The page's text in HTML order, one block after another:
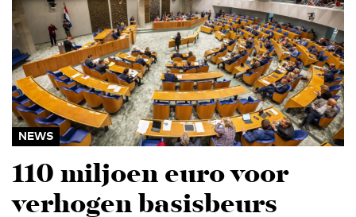
NEWS
110 miljoen euro voor
verhogen basisbeurs